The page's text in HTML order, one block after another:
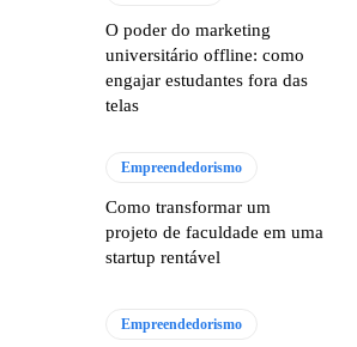
O poder do marketing
universitário offline: como
engajar estudantes fora das
telas
Empreendedorismo
Como transformar um
projeto de faculdade em uma
startup rentável
Empreendedorismo